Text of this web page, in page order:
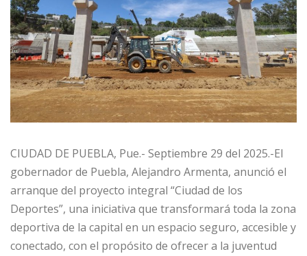
CIUDAD DE PUEBLA, Pue.- Septiembre 29 del 2025.-El
gobernador de Puebla, Alejandro Armenta, anunció el
arranque del proyecto integral “Ciudad de los
Deportes”, una iniciativa que transformará toda la zona
deportiva de la capital en un espacio seguro, accesible y
conectado, con el propósito de ofrecer a la juventud